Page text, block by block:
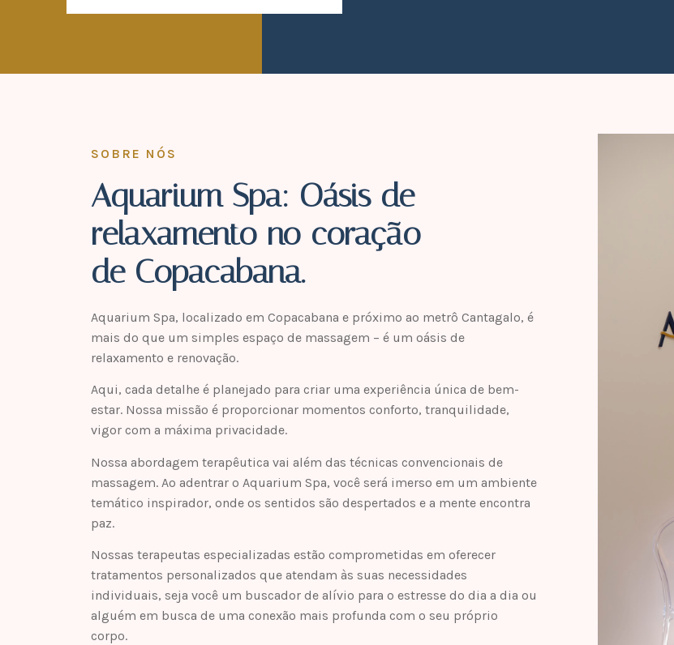
SOBRE NÓS
Aquarium Spa: Oásis de
relaxamento no coração
de Copacabana.
Aquarium Spa, localizado em Copacabana e próximo ao metrô Cantagalo, é
mais do que um simples espaço de massagem – é um oásis de
relaxamento e renovação.
Aqui, cada detalhe é planejado para criar uma experiência única de bem-
estar. Nossa missão é proporcionar momentos conforto, tranquilidade,
vigor com a máxima privacidade.
Nossa abordagem terapêutica vai além das técnicas convencionais de
massagem. Ao adentrar o Aquarium Spa, você será imerso em um ambiente
temático inspirador, onde os sentidos são despertados e a mente encontra
paz.
Nossas terapeutas especializadas estão comprometidas em oferecer
tratamentos personalizados que atendam às suas necessidades
individuais, seja você um buscador de alívio para o estresse do dia a dia ou
alguém em busca de uma conexão mais profunda com o seu próprio
corpo.